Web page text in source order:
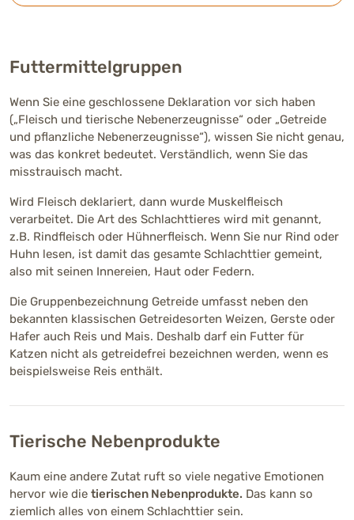
Futtermittelgruppen
Wenn Sie eine geschlossene Deklaration vor sich haben
(„Fleisch und tierische Nebenerzeugnisse“ oder „Getreide
und pflanzliche Nebenerzeugnisse“), wissen Sie nicht genau,
was das konkret bedeutet. Verständlich, wenn Sie das
misstrauisch macht.
Wird Fleisch deklariert, dann wurde Muskelfleisch
verarbeitet. Die Art des Schlachttieres wird mit genannt,
z.B. Rindfleisch oder Hühnerfleisch. Wenn Sie nur Rind oder
Huhn lesen, ist damit das gesamte Schlachttier gemeint,
also mit seinen Innereien, Haut oder Federn.
Die Gruppenbezeichnung Getreide umfasst neben den
bekannten klassischen Getreidesorten Weizen, Gerste oder
Hafer auch Reis und Mais. Deshalb darf ein Futter für
Katzen nicht als getreidefrei bezeichnen werden, wenn es
beispielsweise Reis enthält.
Tierische Nebenprodukte
Kaum eine andere Zutat ruft so viele negative Emotionen
hervor wie die tierischen Nebenprodukte. Das kann so
ziemlich alles von einem Schlachttier sein.